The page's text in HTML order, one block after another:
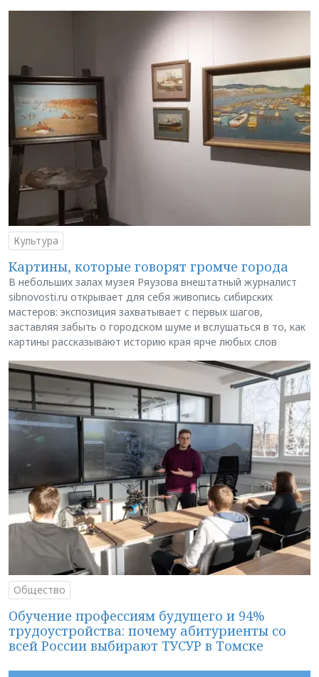
Культура
Картины, которые говорят громче города
В небольших залах музея Ряузова внештатный журналист
sibnovosti.ru открывает для себя живопись сибирских
мастеров: экспозиция захватывает с первых шагов,
заставляя забыть о городском шуме и вслушаться в то, как
картины рассказывают историю края ярче любых слов
Общество
Обучение профессиям будущего и 94%
трудоустройства: почему абитуриенты со
всей России выбирают ТУСУР в Томске